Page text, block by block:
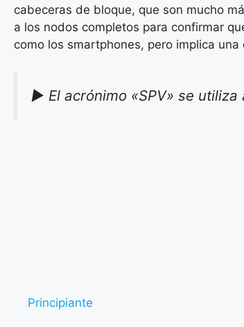
cabeceras de bloque, que son mucho
a los nodos completos para confirmar
como los smartphones, pero implica
► El acrónimo «SPV» se
Principiante